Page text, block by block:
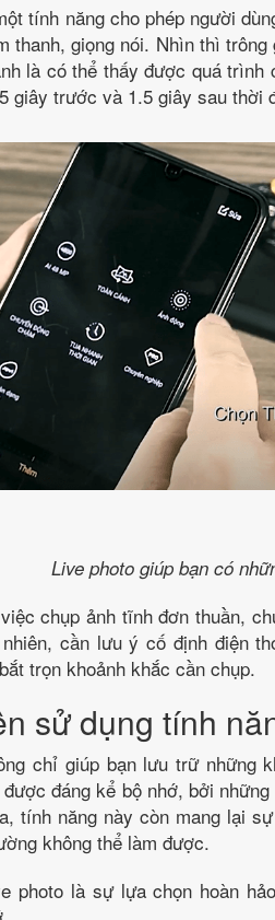
tính năng cho phép người
thanh, giọng nói. Nhìn thì
là có thể thấy được quá trình
giây trước và 1.5 giây sau thời
Live photo giúp bạn có
chụp ảnh tĩnh đơn thuần,
cần lưu ý cố định điện
trọn khoảnh khắc cần chụp.
sử dụng tính
chỉ giúp bạn lưu trữ những
đáng kể bộ nhớ, bởi
tính năng này còn mang lại
không thể làm được.
photo là sự lựa chọn hoàn